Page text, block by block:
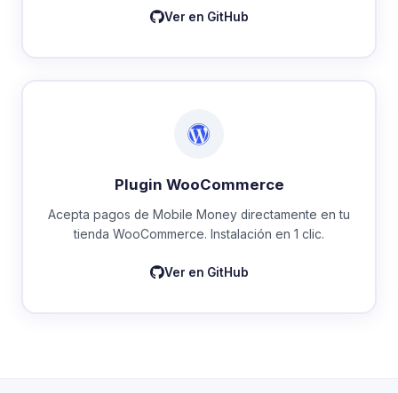
Ver en GitHub
Plugin WooCommerce
Acepta pagos de Mobile Money directamente en tu
tienda WooCommerce. Instalación en 1 clic.
Ver en GitHub